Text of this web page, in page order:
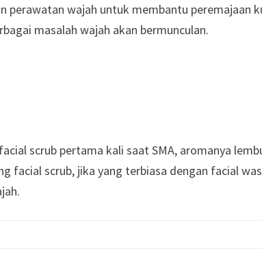
perawatan wajah untuk membantu peremajaan
masalah wajah akan bermunculan.
scrub pertama kali saat SMA, aromanya
facial scrub, jika yang terbiasa dengan facial